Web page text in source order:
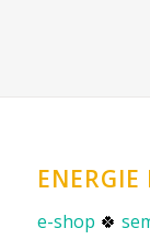
e-shop 🍀